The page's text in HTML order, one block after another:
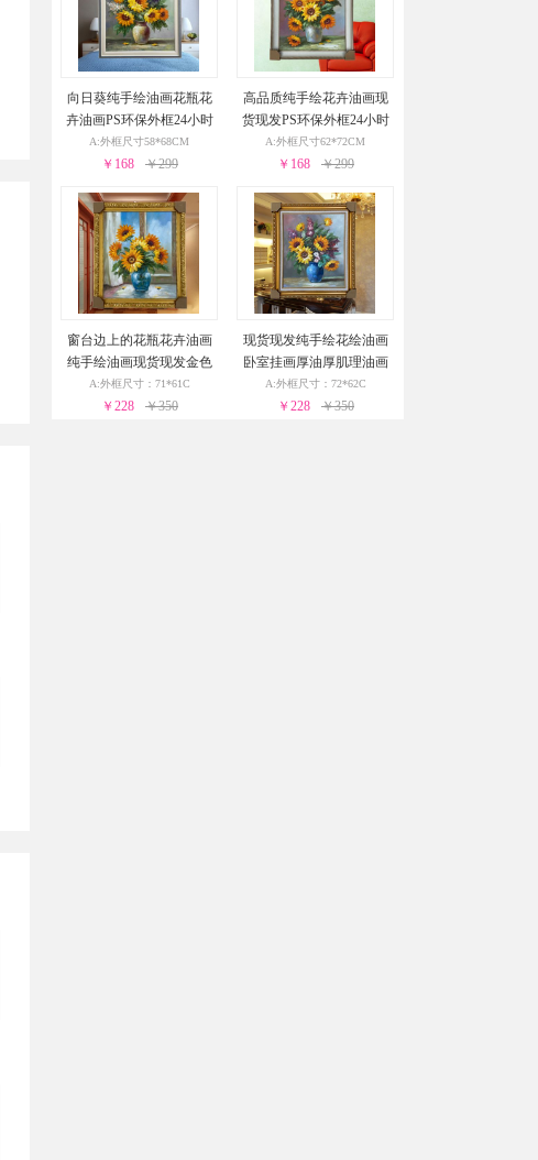
向日葵纯手绘油画花瓶花
卉油画PS环保外框24小时
之内发货
A:外框尺寸58*68CM
￥168 ￥299
高品质纯手绘花卉油画现
货现发PS环保外框24小时
之内发货
A:外框尺寸62*72CM
￥168 ￥299
窗台边上的花瓶花卉油画
纯手绘油画现货现发金色
实木外框24小时之内发货
A:外框尺寸：71*61C
￥228 ￥350
现货现发纯手绘花绘油画
卧室挂画厚油厚肌理油画
实木外框24小时之内发货
A:外框尺寸：72*62C
￥228 ￥350